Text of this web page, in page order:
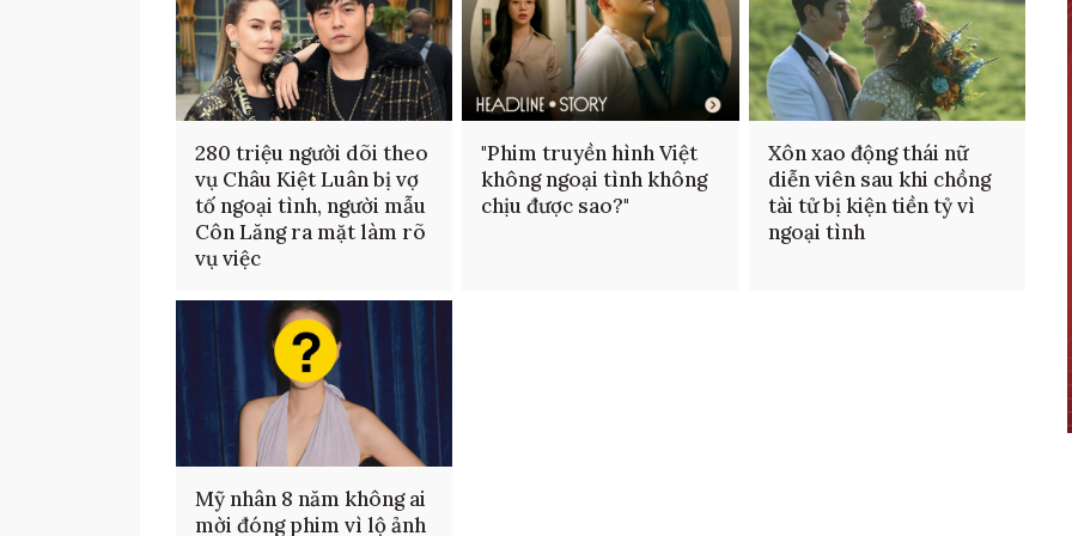
280 triệu người dõi theo
vụ Châu Kiệt Luân bị vợ
tố ngoại tình, người mẫu
Côn Lăng ra mặt làm rõ
vụ việc
"Phim truyền hình Việt
không ngoại tình không
chịu được sao?"
Xôn xao động thái nữ
diễn viên sau khi chồng
tài tử bị kiện tiền tỷ vì
ngoại tình
Mỹ nhân 8 năm không ai
mời đóng phim vì lộ ảnh